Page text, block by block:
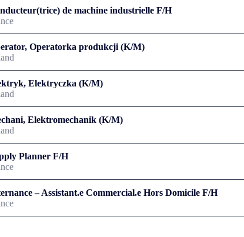
de machine industrielle F/H
Operatorka produkcji (K/M)
Elektryczka (K/M)
Elektromechanik (K/M)
Planner F/H
– Assistant.e Commercial.e Hors Domicile F/H